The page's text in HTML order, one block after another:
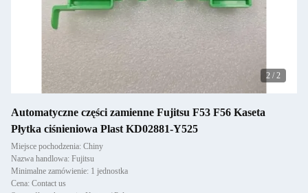
2 / 2
Automatyczne części zamienne Fujitsu F53 F56 Kaseta
Płytka ciśnieniowa Plast KD02881-Y525
Miejsce pochodzenia: Chiny
Nazwa handlowa: Fujitsu
Minimalne zamówienie: 1 jednostka
Cena: Contact us